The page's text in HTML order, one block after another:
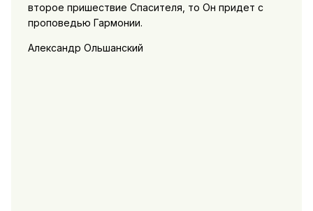
второе пришествие Спасителя, то Он придет с
проповедью Гармонии.
Александр Ольшанский